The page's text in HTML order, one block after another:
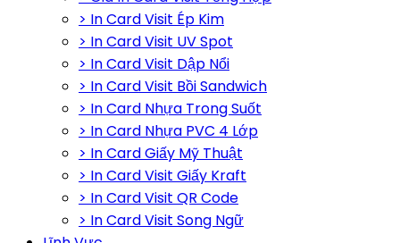
> In Card Visit Ép Kim
> In Card Visit UV Spot
> In Card Visit Dập Nổi
> In Card Visit Bồi Sandwich
> In Card Nhựa Trong Suốt
> In Card Nhựa PVC 4 Lớp
> In Card Giấy Mỹ Thuật
> In Card Visit Giấy Kraft
> In Card Visit QR Code
> In Card Visit Song Ngữ